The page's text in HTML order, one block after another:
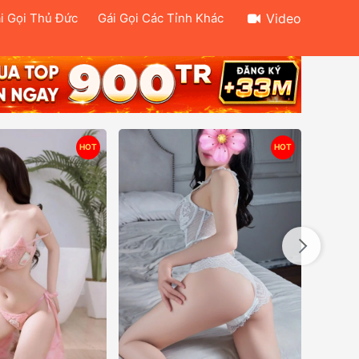
Gọi Thủ Đức Gái Gọi Các Tỉnh Khác
Video
HOT HOT